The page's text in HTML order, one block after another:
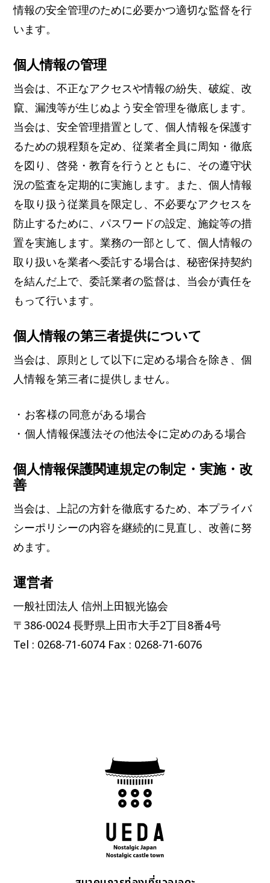
情報の安全管理のために必要かつ適切な監督を行
います。
個人情報の管理
当会は、不正なアクセスや情報の紛失、破綻、改
竄、漏洩等が生じぬよう安全管理を徹底します。
当会は、安全管理措置として、個人情報を保護す
るための規程類を定め、従業者全員に周知・徹底
を図り、啓発・教育を行うとともに、その遵守状
況の監査を定期的に実施します。また、個人情報
を取り扱う従業員を限定し、不必要なアクセスを
防止するために、パスワードの設定、施錠等の措
置を実施します。業務の一部として、個人情報の
取り扱いを業者へ委託する場合は、秘密保持契約
を結んだ上で、委託業者の監督は、当会が責任を
もって行います。
個人情報の第三者提供について
当会は、原則として以下に定める場合を除き、個
人情報を第三者に提供しません。
・お客様の同意がある場合
・個人情報保護法その他法令に定めのある場合
個人情報保護関連規定の制定・実施・改
善
当会は、上記の方針を徹底するため、本プライバ
シーポリシーの内容を継続的に見直し、改善に努
めます。
運営者
⼀般社団法⼈ 信州上⽥観光協会
〒386-0024 ⻑野県上⽥市⼤⼿2丁⽬8番4号
Tel : 0268-71-6074 Fax : 0268-71-6076